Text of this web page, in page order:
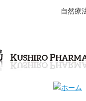
自然療